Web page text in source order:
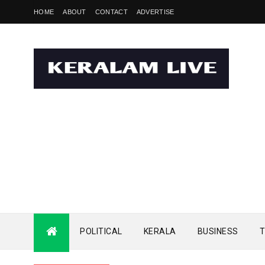
HOME ABOUT CONTACT ADVERTISE
POLITICAL KERALA BUSINESS